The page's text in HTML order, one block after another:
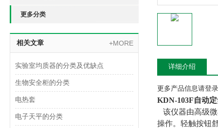
更多分类
相关文章 +MORE
实验室均质器的分类及优缺点
生物安全柜的分类
电热套
电子天平的分类
详细介绍
更多产品信息请登
KDN-103F自动
该仪器由高级
操作。轻触按钮